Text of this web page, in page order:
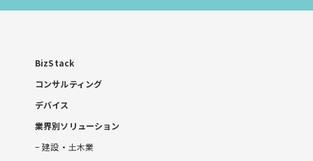
合
BizStack
コンサルティング
デバイス
業界別ソリューション
建設・土木業